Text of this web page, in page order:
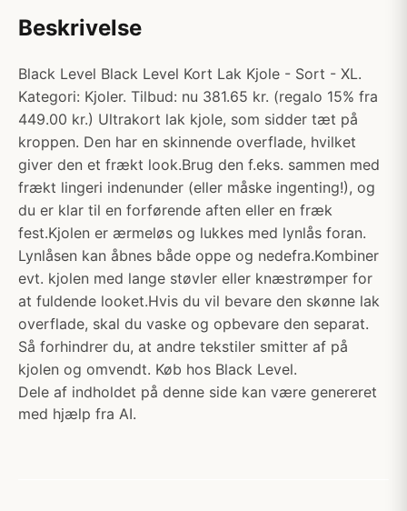
Beskrivelse
Black Level Black Level Kort Lak Kjole - Sort - XL.
Kategori: Kjoler. Tilbud: nu 381.65 kr. (regalo 15% fra
449.00 kr.) Ultrakort lak kjole, som sidder tæt på
kroppen. Den har en skinnende overflade, hvilket
giver den et frækt look.Brug den f.eks. sammen med
frækt lingeri indenunder (eller måske ingenting!), og
du er klar til en forførende aften eller en fræk
fest.Kjolen er ærmeløs og lukkes med lynlås foran.
Lynlåsen kan åbnes både oppe og nedefra.Kombiner
evt. kjolen med lange støvler eller knæstrømper for
at fuldende looket.Hvis du vil bevare den skønne lak
overflade, skal du vaske og opbevare den separat.
Så forhindrer du, at andre tekstiler smitter af på
kjolen og omvendt. Køb hos Black Level.
Dele af indholdet på denne side kan være genereret
med hjælp fra AI.